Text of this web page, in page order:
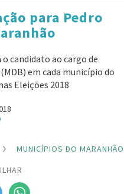
para Pedro
candidato ao cargo de
em cada município do
Eleições 2018
MUNICÍPIOS DO MARANHÃO